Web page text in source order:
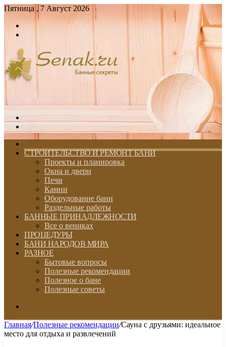
Пятница , 7 Август 2026
Войти
skin
СТРОИТЕЛЬСТВО И РЕМОНТ БАНИ
Проекты и планировка
Окна и двери
Печи
Камни
Оборудование бани
Раздельные работы
БАННЫЕ ПРИНАДЛЕЖНОСТИ
Все о вениках
ПРОЦЕДУРЫ
БАНИ НАРОДОВ МИРА
РАЗНОЕ
Бытовые вопросы
Полезные рекомендации
Полезное о бане
Полезные советы
Главная/Полезные рекомендации/Сауна с друзьями: идеальное
место для отдыха и развлечений